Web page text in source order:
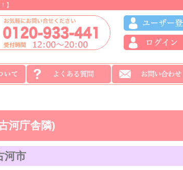
】
河庁舎隣)
河市